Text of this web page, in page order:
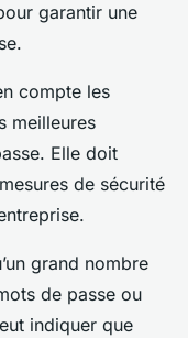
garantir une
compte les
meilleures
Elle doit
de sécurité
grand nombre
de passe ou
indiquer que